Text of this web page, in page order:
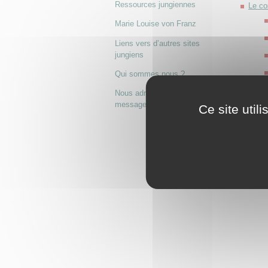
Ressources jungiennes
Marie Louise von Franz
Liens vers d’autres sites
jungiens
Qui sommes nous ?
Nous adresser un
message
Le
Est-
Ce site